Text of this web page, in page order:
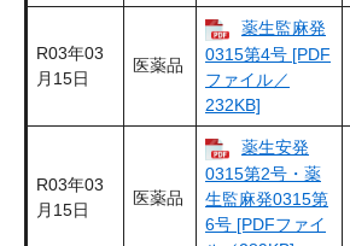
R03年03
月15日
医薬品
薬生監麻発
0315第4号 [PDF
ファイル／
232KB]
R03年03
月15日
医薬品
薬生安発
0315第2号・薬
生監麻発0315第
6号 [PDFファイ